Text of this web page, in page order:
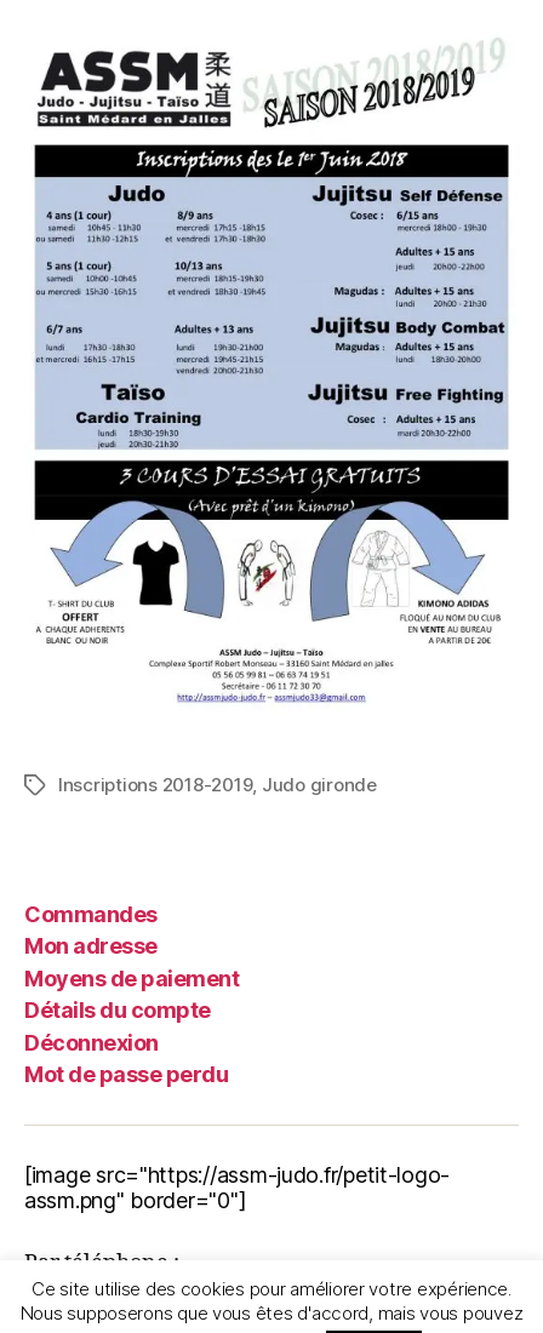
Inscriptions 2018-2019, Judo gironde
Commandes
Mon adresse
Moyens de paiement
Détails du compte
Déconnexion
Mot de passe perdu
[image src="https://assm-judo.fr/petit-logo-
assm.png" border="0"]
Par téléphone :
06.11.72.30.70
Ce site utilise des cookies pour améliorer votre expérience.
Nous supposerons que vous êtes d'accord, mais vous pouvez